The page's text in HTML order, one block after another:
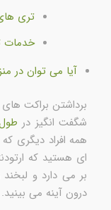
تری
آیا می توان در
برداشتن براکت های
شگفت انگیز در
همه افراد دیگری
ای هستید که
بر می دارد و
درون آینه می بینید.